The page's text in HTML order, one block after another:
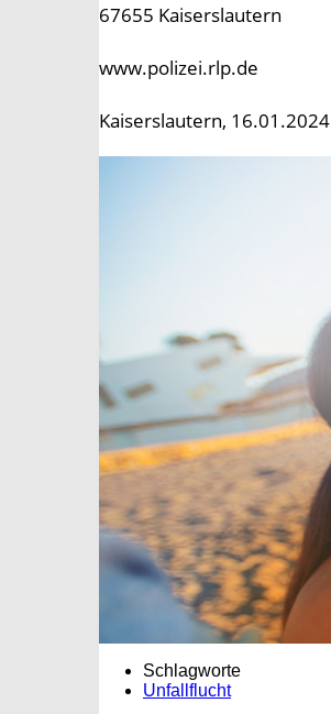
67655 Kaiserslautern
www.polizei.rlp.de
Kaiserslautern, 16.01.2024
Schlagworte
Unfallflucht